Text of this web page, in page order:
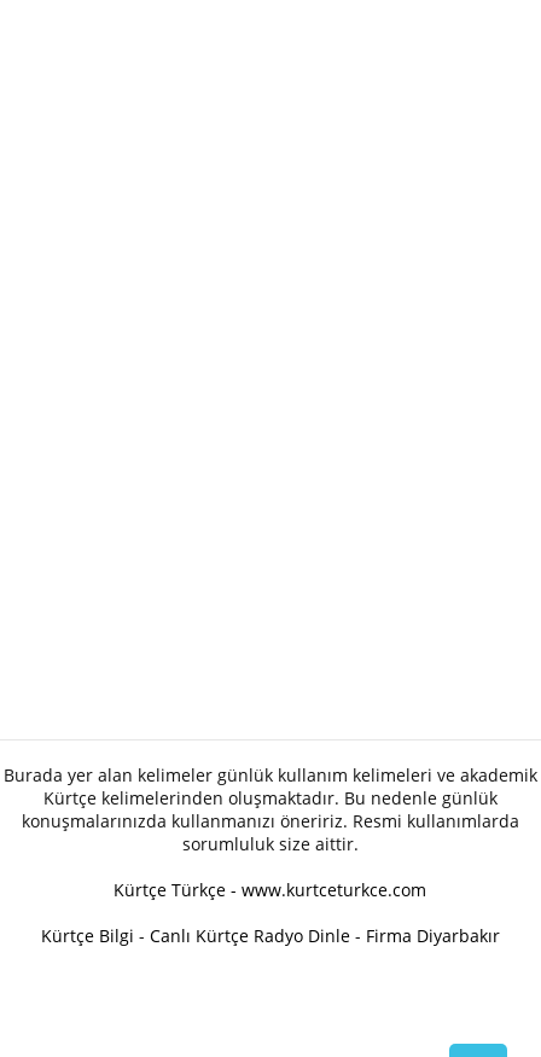
Burada yer alan kelimeler günlük kullanım kelimeleri ve akademik
Kürtçe kelimelerinden oluşmaktadır. Bu nedenle günlük
konuşmalarınızda kullanmanızı öneririz. Resmi kullanımlarda
sorumluluk size aittir.
Kürtçe Türkçe - www.kurtceturkce.com
Kürtçe Bilgi - Canlı Kürtçe Radyo Dinle - Firma Diyarbakır